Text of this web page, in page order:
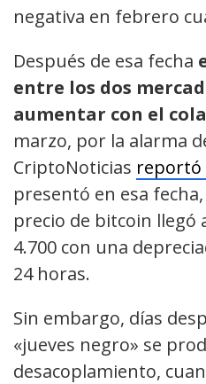
negativa en febrero
Después de esa fecha
entre los dos
aumentar con el
marzo, por la alarma
CriptoNoticias reportó
presentó en esa
precio de bitcoin llegó
4.700 con una
24 horas.
Sin embargo, días
«jueves negro» se
desacoplamiento,